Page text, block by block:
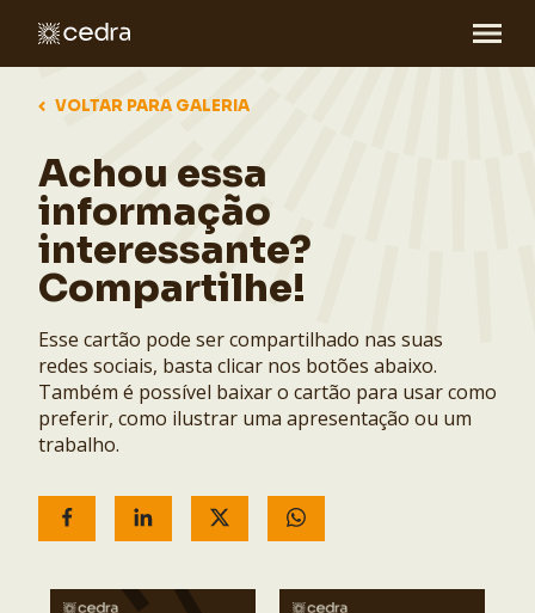
VOLTAR PARA GALERIA
Achou essa
informação
interessante?
Compartilhe!
Esse cartão pode ser compartilhado nas suas
redes sociais, basta clicar nos botões abaixo.
Também é possível baixar o cartão para usar como
preferir, como ilustrar uma apresentação ou um
trabalho.